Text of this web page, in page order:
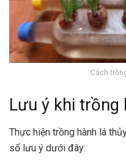
Cách
Lưu ý khi trồng
Thực hiện trồng hành lá
số lưu ý dưới đây: